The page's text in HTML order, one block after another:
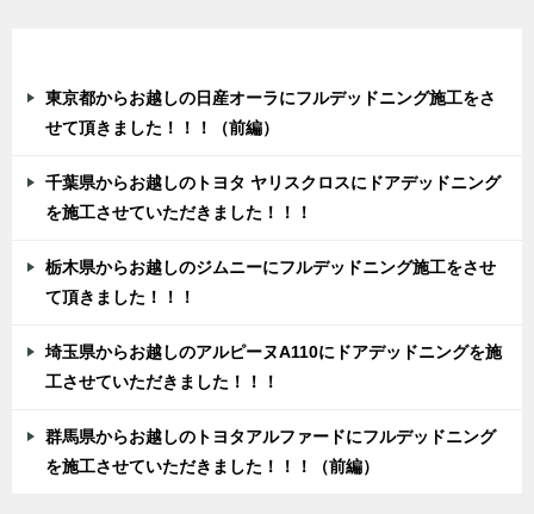
東京都からお越しの日産オーラにフルデッドニング施工をさ
せて頂きました！！！（前編）
千葉県からお越しのトヨタ ヤリスクロスにドアデッドニング
を施工させていただきました！！！
栃木県からお越しのジムニーにフルデッドニング施工をさせ
て頂きました！！！
埼玉県からお越しのアルピーヌA110にドアデッドニングを施
工させていただきました！！！
群馬県からお越しのトヨタアルファードにフルデッドニング
を施工させていただきました！！！（前編）